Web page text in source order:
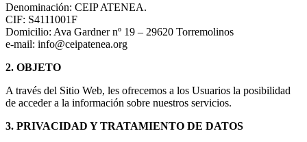
Denominación: CEIP ATENEA.
CIF: S4111001F
Domicilio: Ava Gardner nº 19 – 29620 Torremolinos
e-mail: info@ceipatenea.org
2. OBJETO
A través del Sitio Web, les ofrecemos a los Usuarios la posibilidad
de acceder a la información sobre nuestros servicios.
3. PRIVACIDAD Y TRATAMIENTO DE DATOS